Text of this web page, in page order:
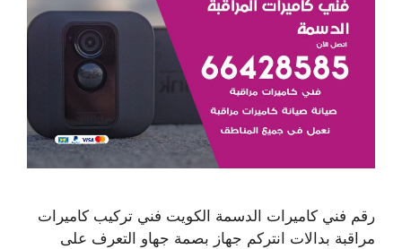
رقم فني كاميرات الدسمة الكويت فني تركيب كاميرات
مراقبة بدالات انتركم جهاز بصمة جهاو التعرف على